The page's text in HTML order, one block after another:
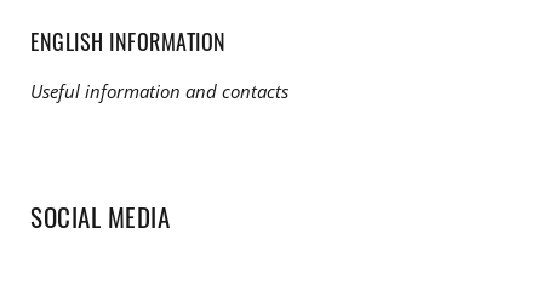
ENGLISH INFORMATION
Useful information and contacts
SOCIAL MEDIA